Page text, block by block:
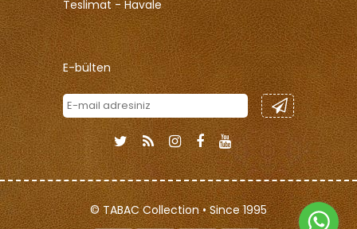
Teslimat - Havale
E-bülten
© TABAC Collection • Since 1995